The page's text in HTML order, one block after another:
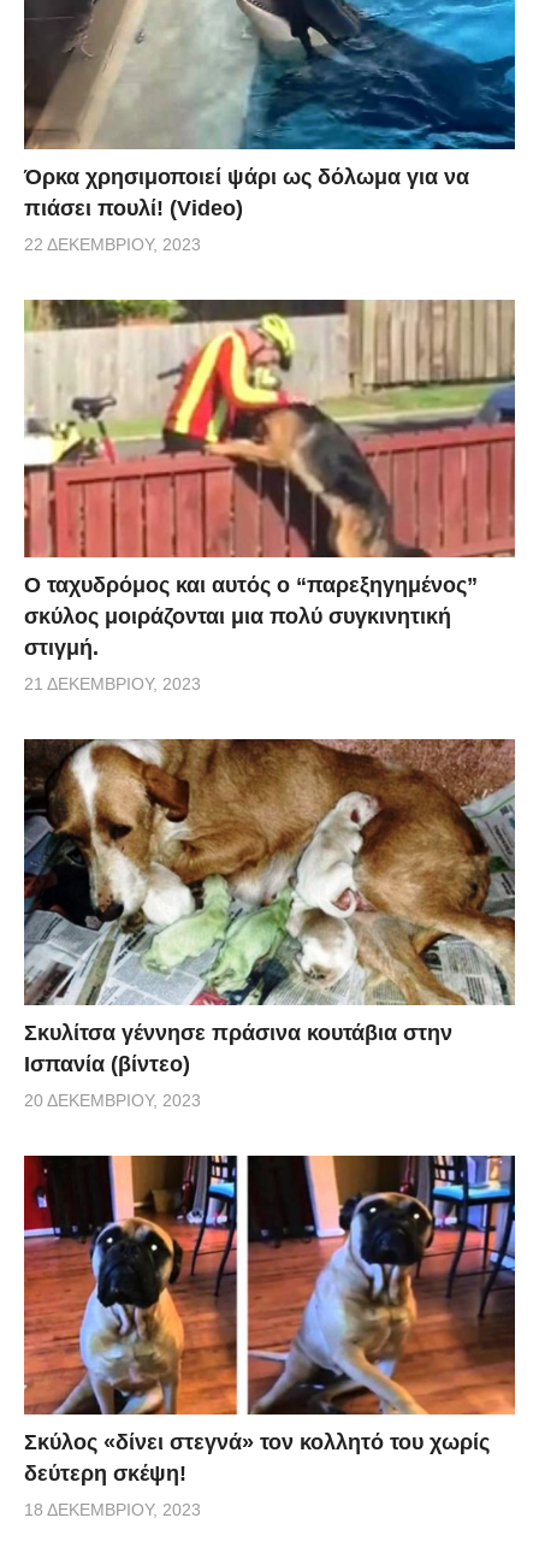
Όρκα χρησιμοποιεί ψάρι ως δόλωμα για να
πιάσει πουλί! (Video)
22 ΔΕΚΕΜΒΡΊΟΥ, 2023
Ο ταχυδρόμος και αυτός ο “παρεξηγημένος”
σκύλος μοιράζονται μια πολύ συγκινητική
στιγμή.
21 ΔΕΚΕΜΒΡΊΟΥ, 2023
Σκυλίτσα γέννησε πράσινα κουτάβια στην
Ισπανία (βίντεο)
20 ΔΕΚΕΜΒΡΊΟΥ, 2023
Σκύλος «δίνει στεγνά» τον κολλητό του χωρίς
δεύτερη σκέψη!
18 ΔΕΚΕΜΒΡΊΟΥ, 2023